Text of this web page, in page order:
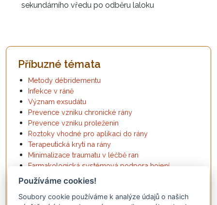
sekundárního vředu po odběru laloku
Příbuzné témata
Metody débridementu
Infekce v ráně
Význam exsudátu
Prevence vzniku chronické rány
Prevence vzniku proleženin
Roztoky vhodné pro aplikaci do rány
Terapeutická krytí na rány
Minimalizace traumatu v léčbě ran
Farmakologická systémová podpora hojení
Moderní technologie k podpoře hojení ran
Léčba ran kontrolovaným podtlakem
Používáme cookies!
Soubory cookie používáme k analýze údajů o našich